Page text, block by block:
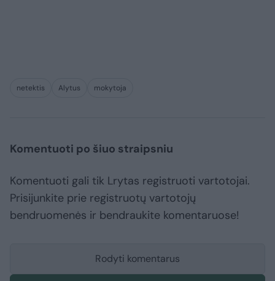
netektis Alytus mokytoja
Komentuoti po šiuo straipsniu
Komentuoti gali tik Lrytas registruoti vartotojai.
Prisijunkite prie registruotų vartotojų
bendruomenės ir bendraukite komentaruose!
Rodyti komentarus